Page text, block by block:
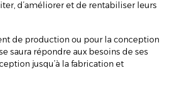
d’améliorer et de rentabiliser leurs
de production ou pour la conception
saura répondre aux besoins de ses
jusqu’à la fabrication et